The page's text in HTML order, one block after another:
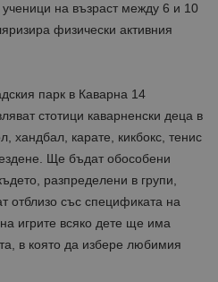
на възраст между 6 и 10
физически активния
парк в Каварна 14
стотици каварненски деца в
хандбал, карате, кикбокс, тенис
Ще бъдат обособени
разпределени в групи,
отблизо със спецификата на
игрите всяко дете ще има
в която да избере любимия